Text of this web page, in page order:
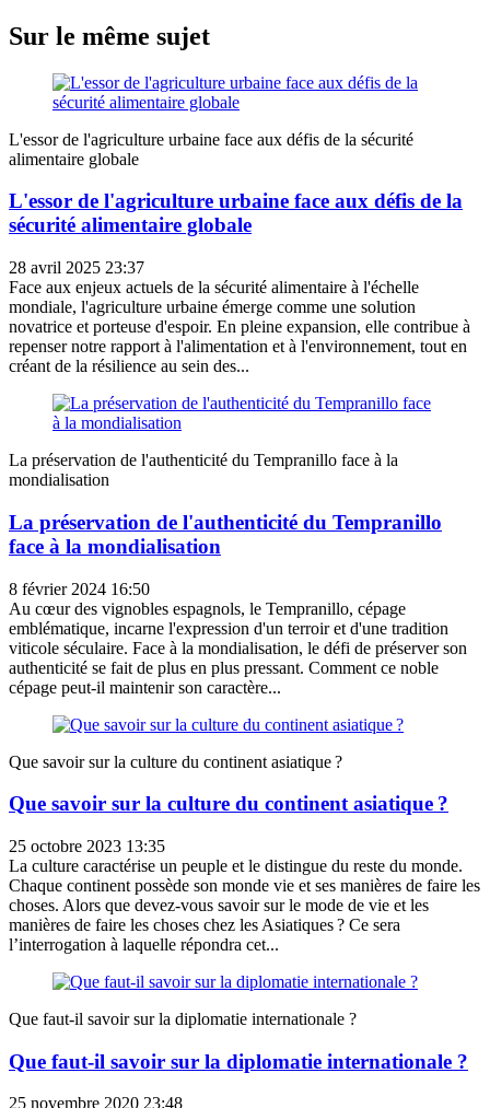
Sur le même sujet
L'essor de l'agriculture urbaine face aux défis de la sécurité
alimentaire globale
L'essor de l'agriculture urbaine face aux défis de la
sécurité alimentaire globale
28 avril 2025 23:37
Face aux enjeux actuels de la sécurité alimentaire à l'échelle
mondiale, l'agriculture urbaine émerge comme une solution
novatrice et porteuse d'espoir. En pleine expansion, elle contribue à
repenser notre rapport à l'alimentation et à l'environnement, tout en
créant de la résilience au sein des...
La préservation de l'authenticité du Tempranillo face à la
mondialisation
La préservation de l'authenticité du Tempranillo
face à la mondialisation
8 février 2024 16:50
Au cœur des vignobles espagnols, le Tempranillo, cépage
emblématique, incarne l'expression d'un terroir et d'une tradition
viticole séculaire. Face à la mondialisation, le défi de préserver son
authenticité se fait de plus en plus pressant. Comment ce noble
cépage peut-il maintenir son caractère...
Que savoir sur la culture du continent asiatique ?
Que savoir sur la culture du continent asiatique ?
25 octobre 2023 13:35
La culture caractérise un peuple et le distingue du reste du monde.
Chaque continent possède son monde vie et ses manières de faire les
choses. Alors que devez-vous savoir sur le mode de vie et les
manières de faire les choses chez les Asiatiques ? Ce sera
l’interrogation à laquelle répondra cet...
Que faut-il savoir sur la diplomatie internationale ?
Que faut-il savoir sur la diplomatie internationale ?
25 novembre 2020 23:48